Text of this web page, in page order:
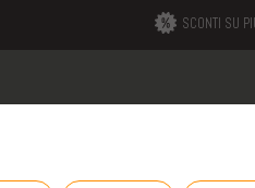
SCONTI SU